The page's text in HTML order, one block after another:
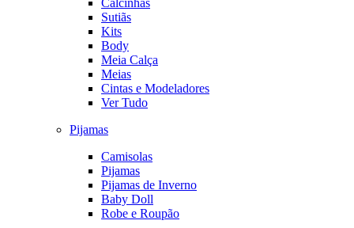
Sutiãs
Kits
Body
Meia Calça
Meias
Cintas e Modeladores
Ver Tudo
Pijamas
Camisolas
Pijamas
Pijamas de Inverno
Baby Doll
Robe e Roupão